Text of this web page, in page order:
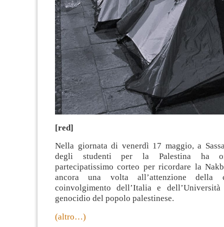
[red]
Nella giornata di venerdì 17 maggio, a
degli studenti per la Palestina ha
partecipatissimo corteo per ricordare la
ancora una volta all’attenzione della
coinvolgimento dell’Italia e
genocidio del popolo palestinese.
(altro…)